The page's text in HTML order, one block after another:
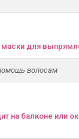
для
волосам
на балконе или